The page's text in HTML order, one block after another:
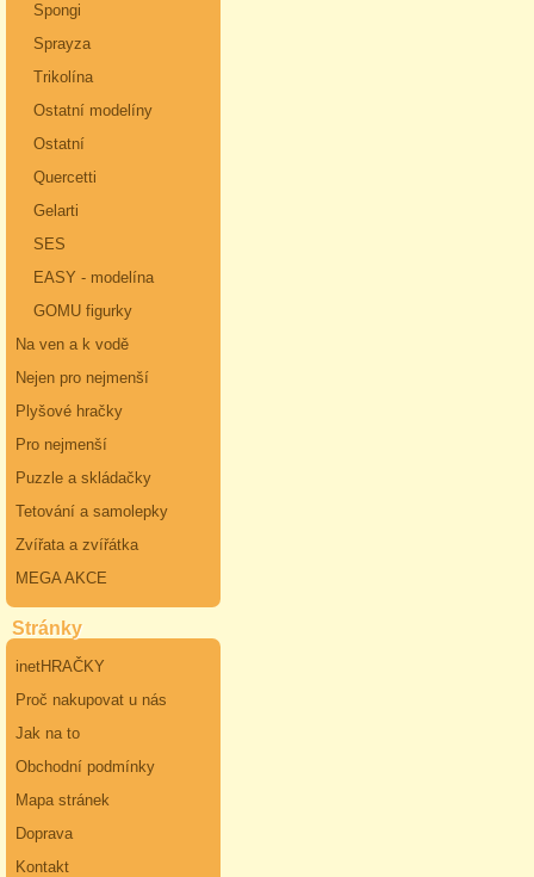
Spongi
Sprayza
Trikolína
Ostatní modelíny
Ostatní
Quercetti
Gelarti
SES
EASY - modelína
GOMU figurky
Na ven a k vodě
Nejen pro nejmenší
Plyšové hračky
Pro nejmenší
Puzzle a skládačky
Tetování a samolepky
Zvířata a zvířátka
MEGA AKCE
Stránky
inetHRAČKY
Proč nakupovat u nás
Jak na to
Obchodní podmínky
Mapa stránek
Doprava
Kontakt